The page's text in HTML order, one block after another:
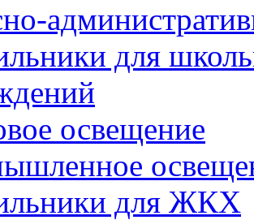
для
освещение
для ЖКХ